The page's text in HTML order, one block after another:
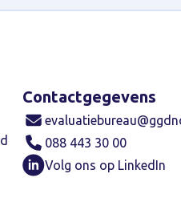
Contactgegevens
088 443 30 00
Volg ons op LinkedIn